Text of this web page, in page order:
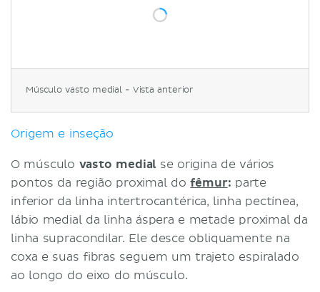
Músculo vasto medial - Vista anterior
Origem e inseção
O músculo vasto medialse origina de vários
pontos da região proximal dofêmur: parte
inferior da linha intertrocantérica, linha pectínea,
lábio medial da linha áspera e metade proximal da
linha supracondilar. Ele desce obliquamente na
coxa e suas fibras seguem um trajeto espiralado
ao longo do eixo do músculo.